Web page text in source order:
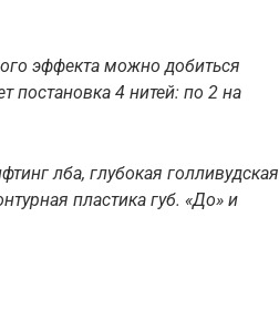
эффекта можно добиться
постановка 4 нитей: по 2 на
лба, глубокая голливудская
пластика губ. «До» и